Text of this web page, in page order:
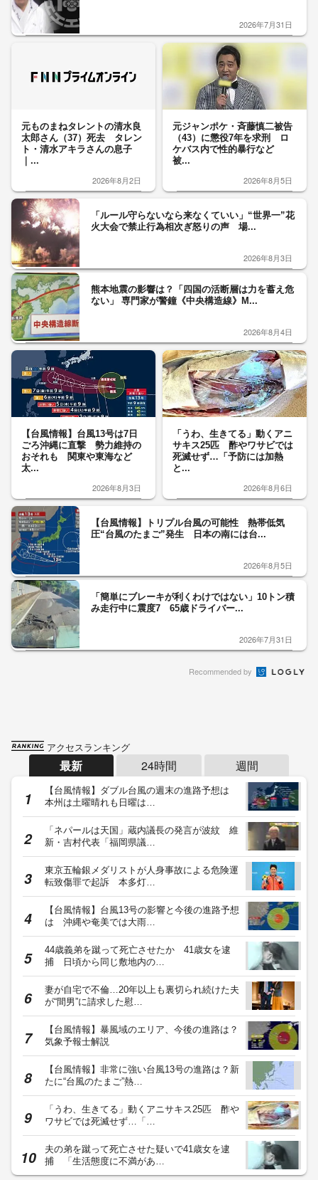
2026年7月31日
元ものまねタレントの清水良
太郎さん（37）死去 タレン
ト・清水アキラさんの息子
｜...
2026年8月2日
元ジャンポケ・斉藤慎二被告
（43）に懲役7年を求刑 ロ
ケバス内で性的暴行など
被...
2026年8月5日
「ルール守らないなら来なくていい」“世界一”花
火大会で禁止行為相次ぎ怒りの声 場...
2026年8月3日
熊本地震の影響は？「四国の活断層は力を蓄え危
ない」 専門家が警鐘《中央構造線》M...
2026年8月4日
【台風情報】台風13号は7日
ごろ沖縄に直撃 勢力維持の
おそれも 関東や東海など
太...
2026年8月3日
「うわ、生きてる」動くアニ
サキス25匹 酢やワサビでは
死滅せず…「予防には加熱
と...
2026年8月6日
【台風情報】トリプル台風の可能性 熱帯低気
圧“台風のたまご”発生 日本の南には台...
2026年8月5日
「簡単にブレーキが利くわけではない」10トン積
み走行中に震度7 65歳ドライバー...
2026年7月31日
Recommended by
アクセスランキング
最新 24時間 週間
【台風情報】ダブル台風の週末の進路予想は
本州は土曜晴れも日曜は…
「ネパールは天国」蔵内議長の発言が波紋 維
新・吉村代表「福岡県議…
東京五輪銀メダリストが人身事故による危険運
転致傷罪で起訴 本多灯…
【台風情報】台風13号の影響と今後の進路予想
は 沖縄や奄美では大雨…
44歳義弟を蹴って死亡させたか 41歳女を逮
捕 日頃から同じ敷地内の…
妻が自宅で不倫…20年以上も裏切られ続けた夫
が“間男”に請求した慰…
【台風情報】暴風域のエリア、今後の進路は？
気象予報士解説
【台風情報】非常に強い台風13号の進路は？新
たに“台風のたまご”熱…
「うわ、生きてる」動くアニサキス25匹 酢や
ワサビでは死滅せず…「…
夫の弟を蹴って死亡させた疑いで41歳女を逮
捕 「生活態度に不満があ…